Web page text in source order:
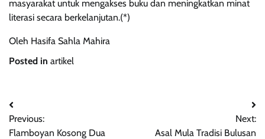
masyarakat untuk mengakses buku dan meningkatkan minat
literasi secara berkelanjutan.(*)
Oleh Hasifa Sahla Mahira
Posted in artikel
Post
navigation
Previous:
Flamboyan Kosong Dua
Next:
Asal Mula Tradisi Bulusan